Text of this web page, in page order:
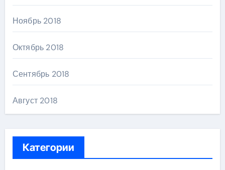
Ноябрь 2018
Октябрь 2018
Сентябрь 2018
Август 2018
Категории